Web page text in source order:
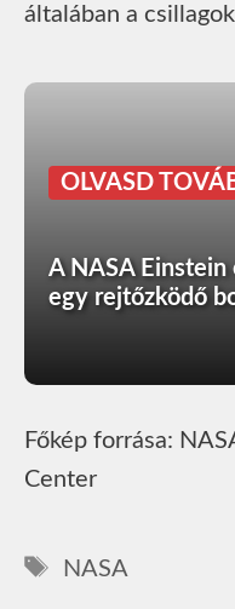
általában a
OLVASD
A NASA
egy rejtőzködő
Főkép forrása:
Center
Címkék
NASA